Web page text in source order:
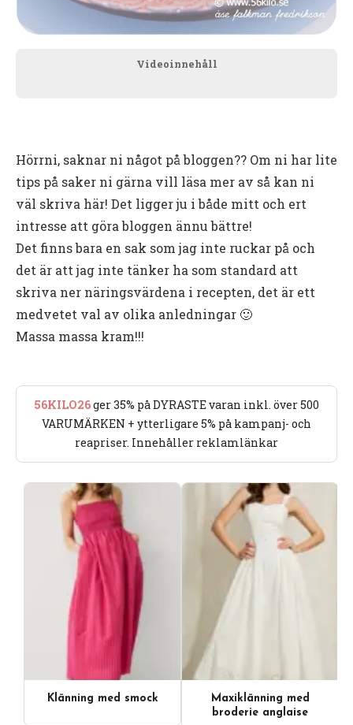
Videoinnehåll
Hörrni, saknar ni något på bloggen?? Om ni har lite
tips på saker ni gärna vill läsa mer av så kan ni
väl skriva här! Det ligger ju i både mitt och ert
intresse att göra bloggen ännu bättre!
Det finns bara en sak som jag inte ruckar på och
det är att jag inte tänker ha som standard att
skriva ner näringsvärdena i recepten, det är ett
medvetet val av olika anledningar 🙂
Massa massa kram!!!
56KILO26ger 35% på DYRASTE varan inkl. över 500
VARUMÄRKEN + ytterligare 5% på kampanj- och
reapriser. Innehåller reklamlänkar
Klänning med smock
Maxiklänning med
broderie anglaise